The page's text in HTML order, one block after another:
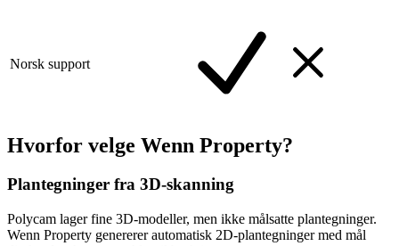
Norsk support
Hvorfor velge Wenn Property?
Plantegninger fra 3D-skanning
Polycam lager fine 3D-modeller, men ikke målsatte plantegninger.
Wenn Property genererer automatisk 2D-plantegninger med mål